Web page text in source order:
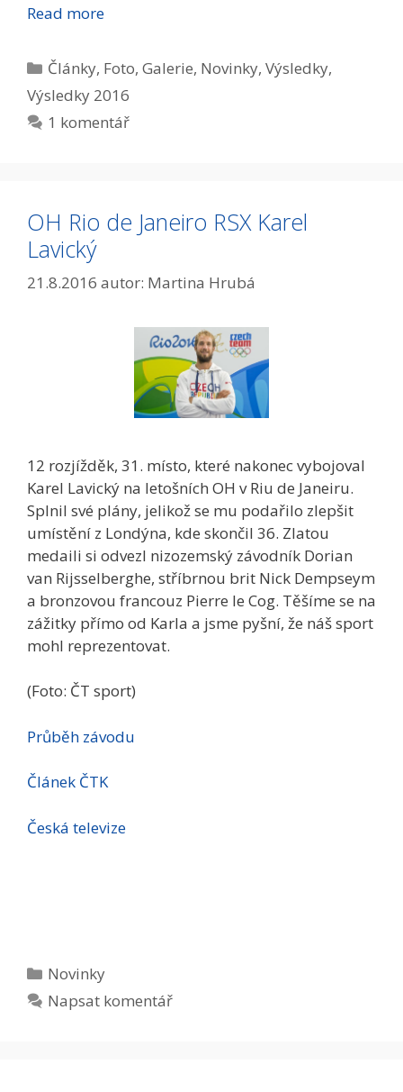
Read more
Rubriky
Články, Foto,Galerie, Novinky,Výsledky,
Výsledky 2016
1 komentář
OH Rio de Janeiro RSX Karel
Lavický
21.8.2016 autor: Martina Hrubá
12 rozjížděk, 31. místo, které nakonec vybojoval
Karel Lavický na letošních OH v Riu de Janeiru.
Splnil své plány, jelikož se mu podařilo zlepšit
umístění z Londýna, kde skončil 36. Zlatou
medaili si odvezl nizozemský závodník Dorian
van Rijsselberghe, stříbrnou brit Nick Dempseym
a bronzovou francouz Pierre le Cog. Těšíme se na
zážitky přímo od Karla a jsme pyšní, že náš sport
mohl reprezentovat.
(Foto: ČT sport)
Průběh závodu
Článek ČTK
Česká televize
Rubriky
Novinky
Napsat komentář